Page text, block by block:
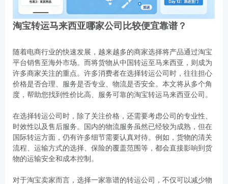
淘宝转运马来西亚哪家公司比较便宜靠谱？
随着电商行业的快速发展，越来越多的商家选择将产品通过淘宝
平台销售至海外市场。而将货物从中国转运至马来西亚，则成为
许多商家关注的重点。许多消费者在选择转运公司时，往往担心
价格是否合理、服务是否专业、物流是否安全。本文将从多个角
度，帮助您找到性价比高、服务可靠的淘宝转运马来西亚公司。
在选择转运公司时，除了关注价格，还需要考虑公司的专业性、
时效性以及售后服务。国内的物流服务虽然已经较为成熟，但在
国际转运方面，仍有许多细节需要认真对待。例如，货物的清关
流程、运输方式的选择、保险的覆盖范围等，都会直接影响到货
物的运输安全和成本控制。
对于淘宝卖家而言，选择一家靠谱的转运公司，不仅可以减少物